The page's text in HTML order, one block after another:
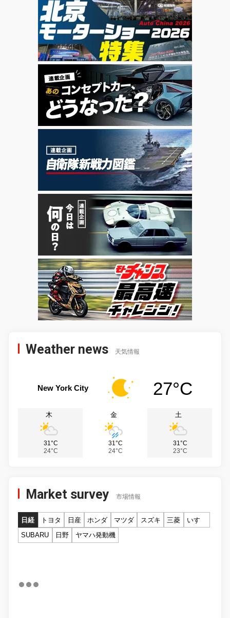
Weather news 天気情報
New York City 27°C
木
31°C
24°C
金
31°C
24°C
土
31°C
23°C
Market survey 市場情報
日経 トヨタ 日産 ホンダ マツダ スズキ 三菱
いすゞ
SUBARU
日野 ヤマハ発動機